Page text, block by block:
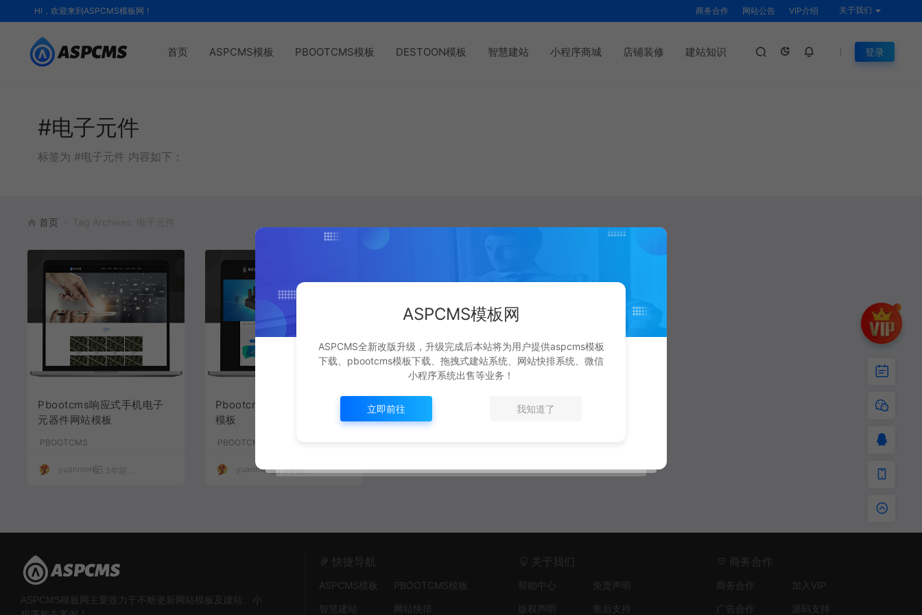
HI，欢迎来到ASPCMS模板网！ 商务合作 网站公告 VIP介绍 关于我们
首页 ASPCMS模板 PBOOTCMS模板 DESTOON模板 智慧建站 小程序商城 店铺装修 建站知识 登录
#电子元件
标签为 #电子元件 内容如下：
首页
Pbootcms响应式手机电子
元器件网站模板
PBOOTCMS
yuanmeng 3年前
Pbootcms电子元器件网站
模板
PBOOTCMS
yuanmeng 3年前 1,348 40
ASPCMS模板网主要致力于不断更新网站模板及建站、小
快捷导航
ASPCMS模板
PBOOTCMS模板
智慧建站
网站快排
关于我们
帮助中心
免责声明
版权声明
售后支持
商务合作
商务合作
加入VIP
广告合作
源码支持
ASPCMS模板网
ASPCMS全新改版升级，升级完成后本站将为用户提供aspcms模板
下载、pbootcms模板下载、拖拽式建站系统、网站快排系统、微信
小程序系统出售等业务！
立即前往 我知道了